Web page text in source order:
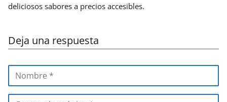
deliciosos sabores a precios accesibles.
Deja una respuesta